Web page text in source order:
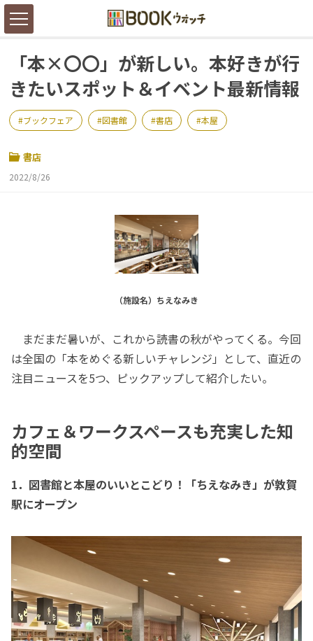
「本×〇〇」が新しい。本好きが行
きたいスポット＆イベント最新情報
ブックフェア 図書館 書店 本屋
書店
2022/8/26
（施設名）ちえなみき
まだまだ暑いが、これから読書の秋がやってくる。今回
は全国の「本をめぐる新しいチャレンジ」として、直近の
注目ニュースを5つ、ピックアップして紹介したい。
カフェ＆ワークスペースも充実した知
的空間
1．図書館と本屋のいいとこどり！「ちえなみき」が敦賀
駅にオープン